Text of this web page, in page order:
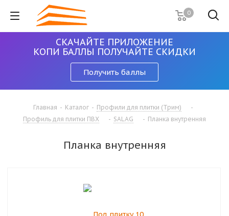
0
СКАЧАЙТЕ ПРИЛОЖЕНИЕ
КОПИ БАЛЛЫ ПОЛУЧАЙТЕ СКИДКИ
Получить баллы
Главная - Каталог - Профили для плитки (Трим)
-
Профиль для плитки ПВХ
- SALAG - Планка внутренняя
Планка внутренняя